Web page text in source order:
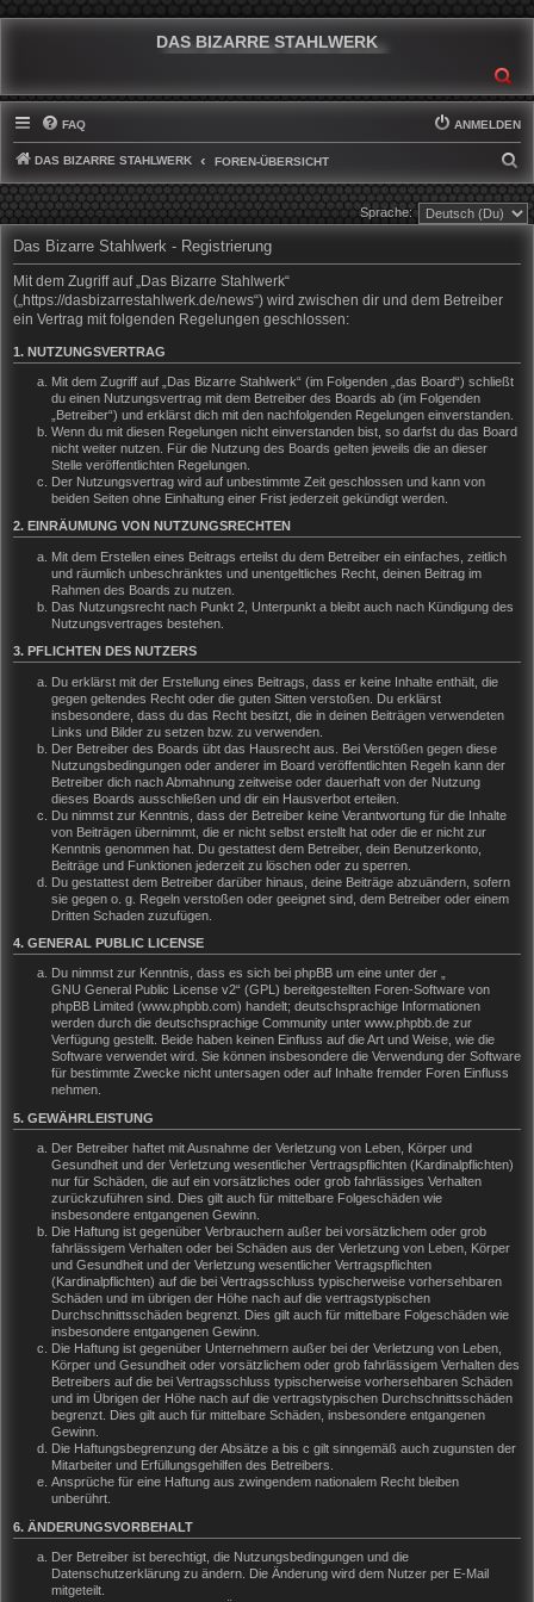
DAS BIZARRE STAHLWERK
FAQ ANMELDEN
DAS BIZARRE STAHLWERK FOREN-ÜBERSICHT
U
C
Sprache:
Das Bizarre Stahlwerk - Registrierung
Mit dem Zugriff auf „Das Bizarre Stahlwerk“
(„https://dasbizarrestahlwerk.de/news“) wird zwischen dir und dem Betreiber
ein Vertrag mit folgenden Regelungen geschlossen:
1. NUTZUNGSVERTRAG
Mit dem Zugriff auf „Das Bizarre Stahlwerk“ (im Folgenden „das Board“) schließt
du einen Nutzungsvertrag mit dem Betreiber des Boards ab (im Folgenden
„Betreiber“) und erklärst dich mit den nachfolgenden Regelungen einverstanden.
Wenn du mit diesen Regelungen nicht einverstanden bist, so darfst du das Board
nicht weiter nutzen. Für die Nutzung des Boards gelten jeweils die an dieser
Stelle veröffentlichten Regelungen.
Der Nutzungsvertrag wird auf unbestimmte Zeit geschlossen und kann von
beiden Seiten ohne Einhaltung einer Frist jederzeit gekündigt werden.
2. EINRÄUMUNG VON NUTZUNGSRECHTEN
Mit dem Erstellen eines Beitrags erteilst du dem Betreiber ein einfaches, zeitlich
und räumlich unbeschränktes und unentgeltliches Recht, deinen Beitrag im
Rahmen des Boards zu nutzen.
Das Nutzungsrecht nach Punkt 2, Unterpunkt a bleibt auch nach Kündigung des
Nutzungsvertrages bestehen.
3. PFLICHTEN DES NUTZERS
Du erklärst mit der Erstellung eines Beitrags, dass er keine Inhalte enthält, die
gegen geltendes Recht oder die guten Sitten verstoßen. Du erklärst
insbesondere, dass du das Recht besitzt, die in deinen Beiträgen verwendeten
Links und Bilder zu setzen bzw. zu verwenden.
Der Betreiber des Boards übt das Hausrecht aus. Bei Verstößen gegen diese
Nutzungsbedingungen oder anderer im Board veröffentlichten Regeln kann der
Betreiber dich nach Abmahnung zeitweise oder dauerhaft von der Nutzung
dieses Boards ausschließen und dir ein Hausverbot erteilen.
Du nimmst zur Kenntnis, dass der Betreiber keine Verantwortung für die Inhalte
von Beiträgen übernimmt, die er nicht selbst erstellt hat oder die er nicht zur
Kenntnis genommen hat. Du gestattest dem Betreiber, dein Benutzerkonto,
Beiträge und Funktionen jederzeit zu löschen oder zu sperren.
Du gestattest dem Betreiber darüber hinaus, deine Beiträge abzuändern, sofern
sie gegen o. g. Regeln verstoßen oder geeignet sind, dem Betreiber oder einem
Dritten Schaden zuzufügen.
4. GENERAL PUBLIC LICENSE
Du nimmst zur Kenntnis, dass es sich bei phpBB um eine unter der „
GNU General Public License v2“ (GPL) bereitgestellten Foren-Software von
phpBB Limited (www.phpbb.com) handelt; deutschsprachige Informationen
werden durch die deutschsprachige Community unter www.phpbb.de zur
Verfügung gestellt. Beide haben keinen Einfluss auf die Art und Weise, wie die
Software verwendet wird. Sie können insbesondere die Verwendung der Software
für bestimmte Zwecke nicht untersagen oder auf Inhalte fremder Foren Einfluss
nehmen.
5. GEWÄHRLEISTUNG
Der Betreiber haftet mit Ausnahme der Verletzung von Leben, Körper und
Gesundheit und der Verletzung wesentlicher Vertragspflichten (Kardinalpflichten)
nur für Schäden, die auf ein vorsätzliches oder grob fahrlässiges Verhalten
zurückzuführen sind. Dies gilt auch für mittelbare Folgeschäden wie
insbesondere entgangenen Gewinn.
Die Haftung ist gegenüber Verbrauchern außer bei vorsätzlichem oder grob
fahrlässigem Verhalten oder bei Schäden aus der Verletzung von Leben, Körper
und Gesundheit und der Verletzung wesentlicher Vertragspflichten
(Kardinalpflichten) auf die bei Vertragsschluss typischerweise vorhersehbaren
Schäden und im übrigen der Höhe nach auf die vertragstypischen
Durchschnittsschäden begrenzt. Dies gilt auch für mittelbare Folgeschäden wie
insbesondere entgangenen Gewinn.
Die Haftung ist gegenüber Unternehmern außer bei der Verletzung von Leben,
Körper und Gesundheit oder vorsätzlichem oder grob fahrlässigem Verhalten des
Betreibers auf die bei Vertragsschluss typischerweise vorhersehbaren Schäden
und im Übrigen der Höhe nach auf die vertragstypischen Durchschnittsschäden
begrenzt. Dies gilt auch für mittelbare Schäden, insbesondere entgangenen
Gewinn.
Die Haftungsbegrenzung der Absätze a bis c gilt sinngemäß auch zugunsten der
Mitarbeiter und Erfüllungsgehilfen des Betreibers.
Ansprüche für eine Haftung aus zwingendem nationalem Recht bleiben
unberührt.
6. ÄNDERUNGSVORBEHALT
Der Betreiber ist berechtigt, die Nutzungsbedingungen und die
Datenschutzerklärung zu ändern. Die Änderung wird dem Nutzer per E-Mail
mitgeteilt.